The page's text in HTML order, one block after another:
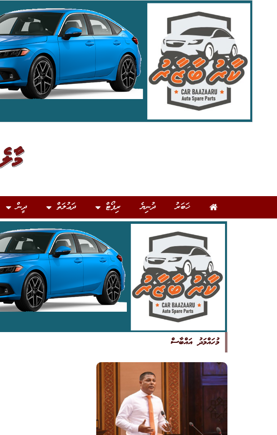
ޚަބަރު ދުނިޔެ ރިޕޯޓް ދަޢުލަތް ދީން
މުހައްމަދު އައްބާސް